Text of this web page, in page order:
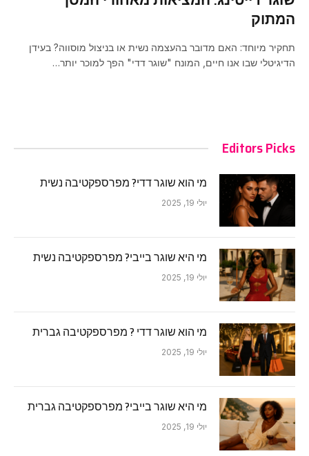
המתוק
תחקיר מיוחד: האם מדובר בהעצמה נשית או בניצול מוסווה? בעידן
הדיגיטלי שבו אנו חיים, המונח "שוגר דדי" הפך למוכר יותר…
Editors Picks
מי הוא שוגר דדי? מפרספקטיבה נשית
יולי 19, 2025
מי היא שוגר בייבי? מפרספקטיבה נשית
יולי 19, 2025
מי הוא שוגר דדי ? מפרספקטיבה גברית
יולי 19, 2025
מי היא שוגר בייבי? מפרספקטיבה גברית
יולי 19, 2025